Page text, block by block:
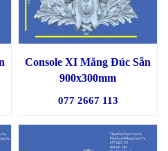
Console XI Măng Đúc Sẵn
900x300mm
077 2667 113